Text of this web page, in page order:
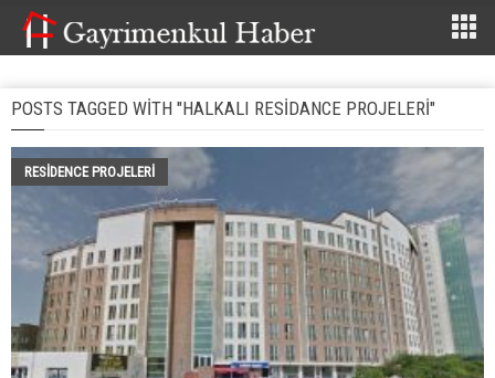
POSTS TAGGED WITH "HALKALI RESIDANCE PROJELERI"
RESIDENCE PROJELERI